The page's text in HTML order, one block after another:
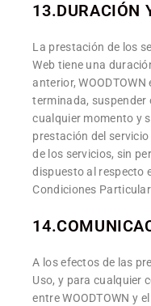
13.DURACIÓN
La prestación de los
Web tiene una
anterior,
terminada, suspender
cualquier momento y
prestación del
de los servicios, sin
dispuesto al respecto
Condiciones
A los efectos de las
Uso, y para cualquier
entre WOODTOWN y